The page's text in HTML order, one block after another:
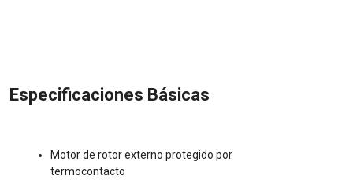
Especificaciones Básicas
Motor de rotor externo protegido por
termocontacto